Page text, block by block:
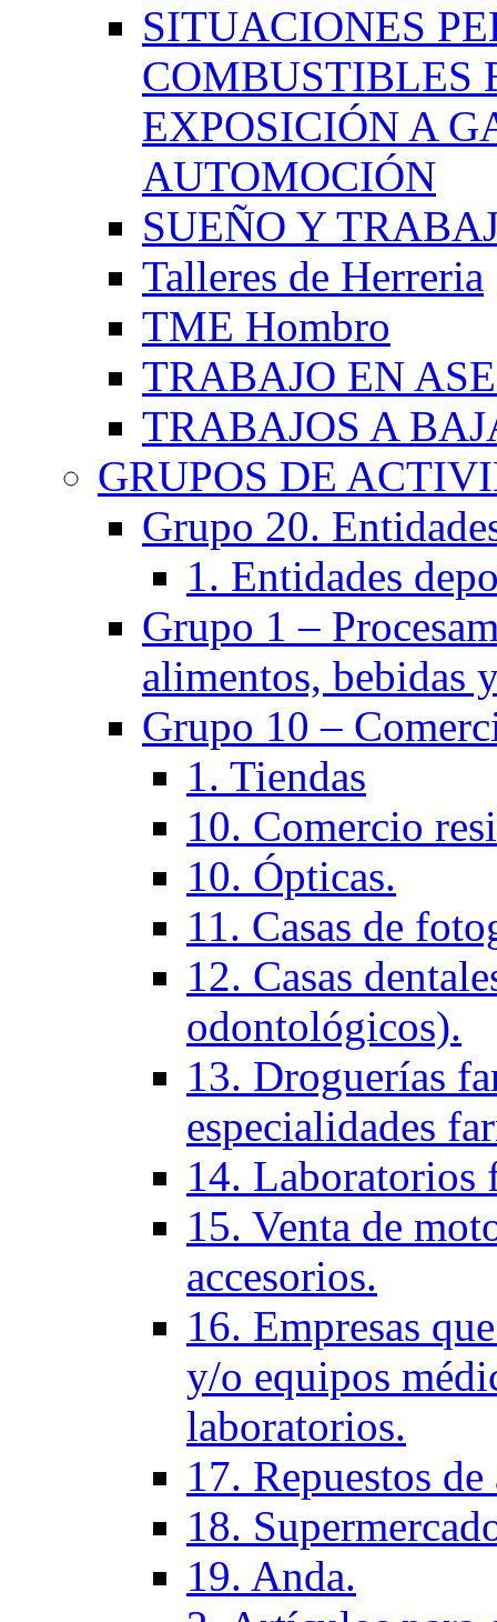
SITUACIONES
COMBUSTIBLES
EXPOSICIÓN A
AUTOMOCIÓN
SUEÑO Y
Talleres de Herreria
TME Hombro
TRABAJO EN
TRABAJOS A
GRUPOS DE
Grupo 20.
1. Entidades
Grupo 1 –
alimentos, bebidas
Grupo 10 –
1. Tiendas
10. Comercio
10. Ópticas.
11. Casas de
12. Casas
odontológicos).
13. Droguerías
especialidades
14. Laboratorios
15. Venta de
accesorios.
16. Empresas
y/o equipos
laboratorios.
17. Repuestos
18.
19. Anda.